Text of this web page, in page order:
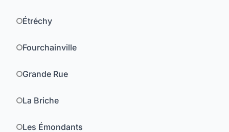
Étréchy
Fourchainville
Grande Rue
La Briche
Les Émondants